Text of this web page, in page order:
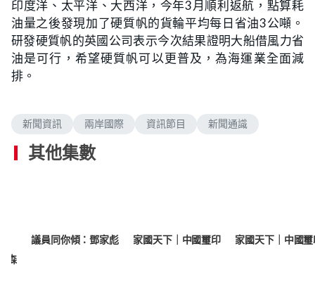
印度洋、太平洋、大西洋，今年3月順利返航，點算耗
油量之後發現加了硬質帆的貨輪平均每日省油3公噸。
研發硬質帆的英國公司表示今次結果證明大船借風力省
油是可行，希望硬質帆可以更普及，為海運業全面減
排。
新聞資訊 兩岸國際 資訊節目 新聞通識
其他集數
森
議員同你傾：鄧家彪 家國天下｜中國璽印 家國天下｜中國